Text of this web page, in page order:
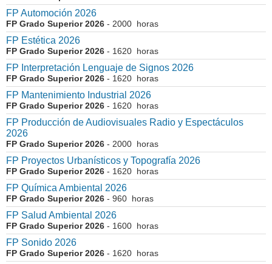
FP Automoción 2026
FP Grado Superior 2026 - 2000 horas
FP Estética 2026
FP Grado Superior 2026 - 1620 horas
FP Interpretación Lenguaje de Signos 2026
FP Grado Superior 2026 - 1620 horas
FP Mantenimiento Industrial 2026
FP Grado Superior 2026 - 1620 horas
FP Producción de Audiovisuales Radio y Espectáculos
2026
FP Grado Superior 2026 - 2000 horas
FP Proyectos Urbanísticos y Topografía 2026
FP Grado Superior 2026 - 1620 horas
FP Química Ambiental 2026
FP Grado Superior 2026 - 960 horas
FP Salud Ambiental 2026
FP Grado Superior 2026 - 1600 horas
FP Sonido 2026
FP Grado Superior 2026 - 1620 horas